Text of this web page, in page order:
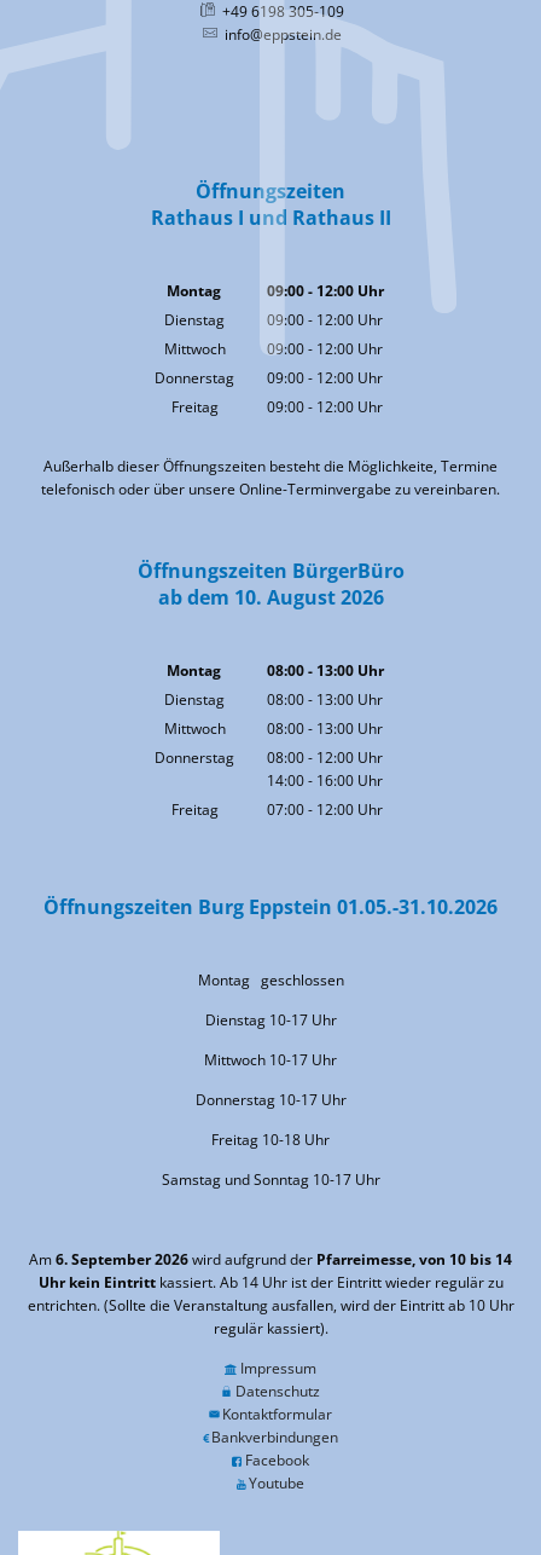
+49 6198 305-109
info@eppstein.de
Öffnungszeiten
Rathaus I und Rathaus II
Montag 09:00- 12:00Uhr
Von 09:00 bis 12:00 Uhr
Dienstag 09:00- 12:00 Uhr
Von 09:00 bis 12:00 Uhr
Mittwoch 09:00- 12:00 Uhr
Von 09:00 bis 12:00 Uhr
Donnerstag 09:00- 12:00 Uhr
Von 09:00 bis 12:00 Uhr
Freitag 09:00- 12:00 Uhr
Außerhalb dieser Öffnungszeiten besteht die Möglichkeite, Termine
telefonisch oder über unsere Online-Terminvergabe zu vereinbaren.
Öffnungszeiten BürgerBüro
ab dem 10. August 2026
Montag 08:00- 13:00Uhr
Von 08:00 bis 13:00 Uhr
Dienstag 08:00- 13:00 Uhr
Von 08:00 bis 13:00 Uhr
Mittwoch 08:00- 13:00 Uhr
Von 08:00 bis 13:00 Uhr
Donnerstag 08:00- 12:00 Uhr
Von 08:00 bis 12:00 Uhr
14:00- 16:00 Uhr
Von 14:00 bis 16:00 Uhr
Freitag 07:00- 12:00 Uhr
Öffnungszeiten Burg Eppstein 01.05.-31.10.2026
Montag geschlossen
Dienstag 10-17 Uhr
Mittwoch 10-17 Uhr
Donnerstag 10-17 Uhr
Freitag 10-18 Uhr
Samstag und Sonntag 10-17 Uhr
Am6. September 2026wird aufgrund der Pfarreimesse, von 10 bis 14
Uhr kein Eintrittkassiert. Ab 14 Uhr ist der Eintritt wieder regulär zu
entrichten. (Sollte die Veranstaltung ausfallen, wird der Eintritt ab 10 Uhr
regulär kassiert).
Impressum
Datenschutz
Kontaktformular
Bankverbindungen
Facebook
Youtube